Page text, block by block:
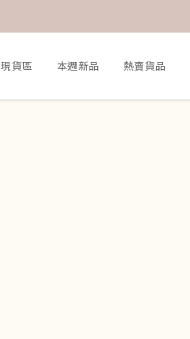
現貨區 本週新品 熱賣貨品